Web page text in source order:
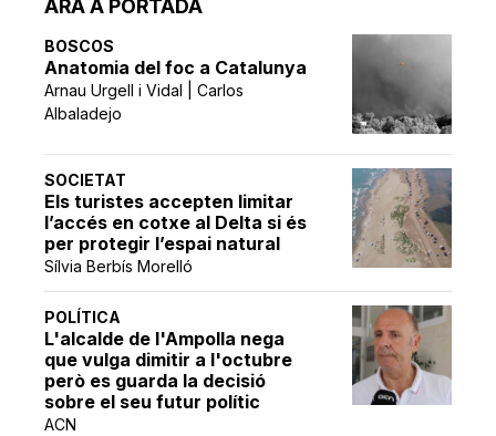
ARA A PORTADA
BOSCOS
Anatomia del foc a Catalunya
Arnau Urgell i Vidal | Carlos
Albaladejo
SOCIETAT
Els turistes accepten limitar
l’accés en cotxe al Delta si és
per protegir l’espai natural
Sílvia Berbís Morelló
POLÍTICA
L'alcalde de l'Ampolla nega
que vulga dimitir a l'octubre
però es guarda la decisió
sobre el seu futur polític
ACN